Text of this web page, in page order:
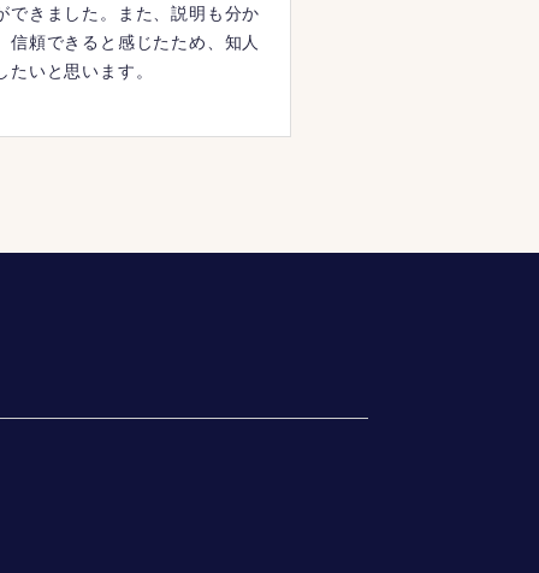
できました。また、説明も分か
信頼できると感じたため、知人
たいと思います。